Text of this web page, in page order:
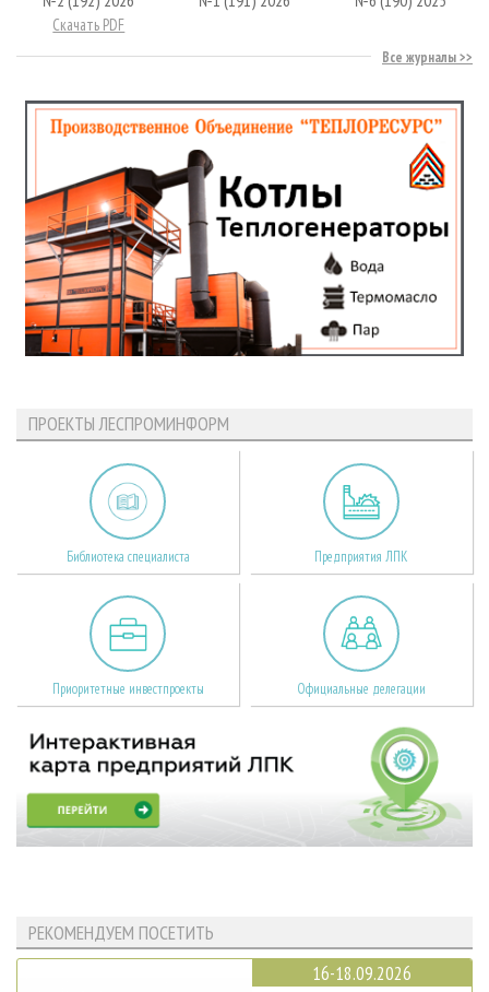
Скачать PDF
Все журналы
ПРОЕКТЫ ЛЕСПРОМИНФОРМ
Библиотека специалиста Предприятия ЛПК
Приоритетные инвестпроекты Официальные делегации
РЕКОМЕНДУЕМ ПОСЕТИТЬ
16-18.09.2026